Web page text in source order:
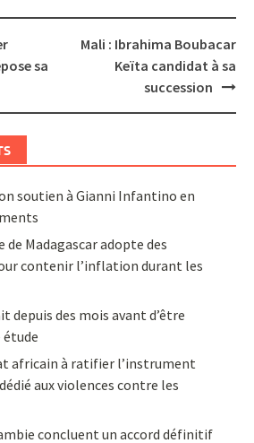
sa
Mali : Ibrahima Boubacar
Keïta candidat à sa
succession
soutien à Gianni Infantino en
de Madagascar adopte des
contenir l’inflation durant les
depuis des mois avant d’être
africain à ratifier l’instrument
aux violences contre les
concluent un accord définitif